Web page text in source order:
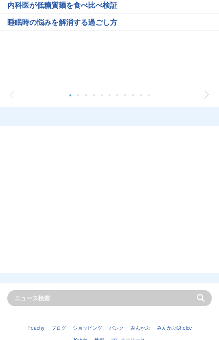
内科医が低糖質麺を食べ比べ検証
睡眠時の悩みを解消する過ごし方
Peachy ブログ ショッピング バンク みんかぶ
みんかぶChoice